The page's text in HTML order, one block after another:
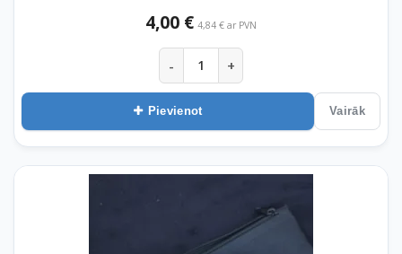
4,00 € 4,84 € ar PVN
- +
Pievienot Vairāk